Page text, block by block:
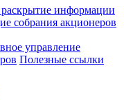
раскрытие информации
собрания акционеров
управление
Полезные ссылки